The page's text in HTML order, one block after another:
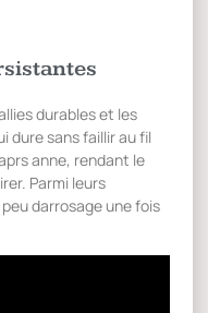
durables et les
dure sans faillir au fil
anne, rendant le
Parmi leurs
darrosage une fois